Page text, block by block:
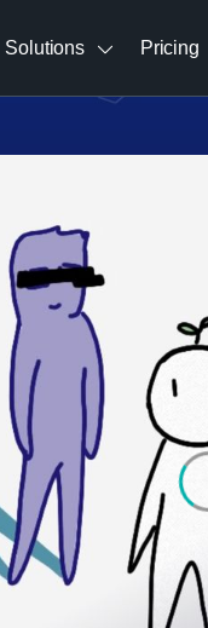
Solutions Pricing